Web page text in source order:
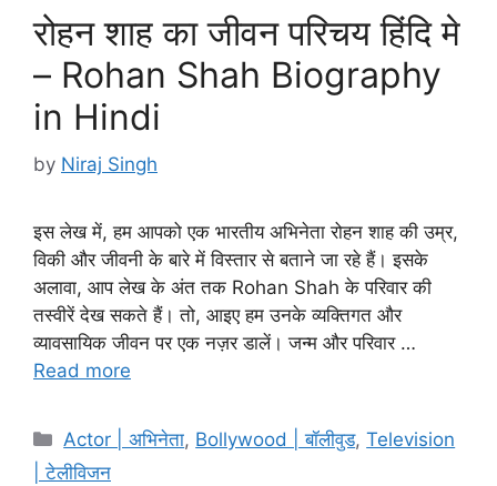
रोहन शाह का जीवन परिचय हिंदि मे
– Rohan Shah Biography
in Hindi
by Niraj Singh
इस लेख में, हम आपको एक भारतीय अभिनेता रोहन शाह की उम्र,
विकी और जीवनी के बारे में विस्तार से बताने जा रहे हैं। इसके
अलावा, आप लेख के अंत तक Rohan Shah के परिवार की
तस्वीरें देख सकते हैं। तो, आइए हम उनके व्यक्तिगत और
व्यावसायिक जीवन पर एक नज़र डालें। जन्म और परिवार …
Read more
Categories
Actor | अभिनेता, Bollywood | बॉलीवुड,Television
| टेलीविजन